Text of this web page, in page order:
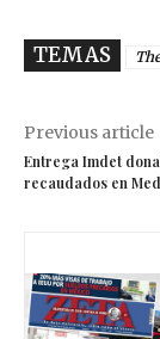
TEMAS
Previous article
Entrega Imdet
recaudados en